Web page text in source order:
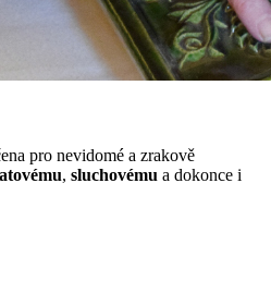
pro nevidomé a zrakově
, sluchovému a dokonce i